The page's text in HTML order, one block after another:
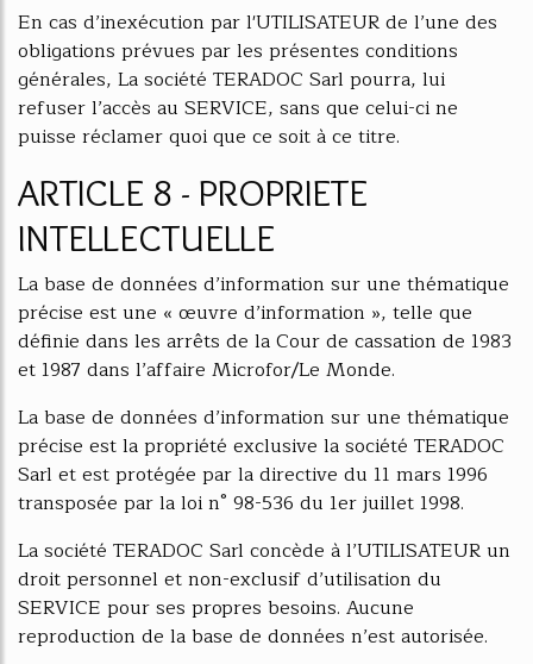
En cas d’inexécution par l'UTILISATEUR de l’une des
obligations prévues par les présentes conditions
générales, La société TERADOC Sarl pourra, lui
refuser l’accès au SERVICE, sans que celui-ci ne
puisse réclamer quoi que ce soit à ce titre.
ARTICLE 8 - PROPRIETE
INTELLECTUELLE
La base de données d’information sur une thématique
précise est une « œuvre d’information », telle que
définie dans les arrêts de la Cour de cassation de 1983
et 1987 dans l’affaire Microfor/Le Monde.
La base de données d’information sur une thématique
précise est la propriété exclusive la société TERADOC
Sarl et est protégée par la directive du 11 mars 1996
transposée par la loi n° 98-536 du 1er juillet 1998.
La société TERADOC Sarl concède à l’UTILISATEUR un
droit personnel et non-exclusif d’utilisation du
SERVICE pour ses propres besoins. Aucune
reproduction de la base de données n’est autorisée.